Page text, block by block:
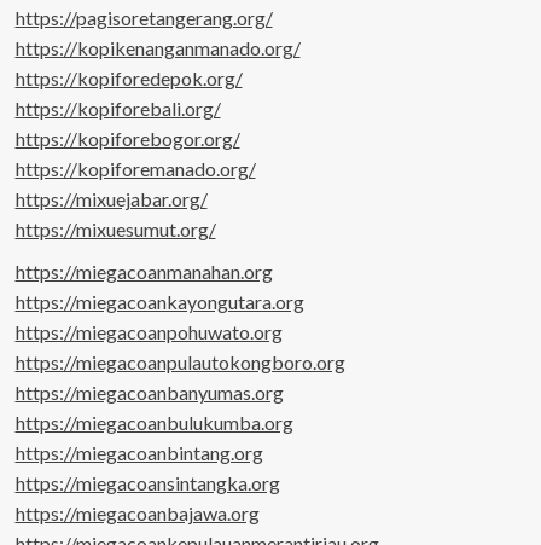
https://pagisoretangerang.org/
https://kopikenanganmanado.org/
https://kopiforedepok.org/
https://kopiforebali.org/
https://kopiforebogor.org/
https://kopiforemanado.org/
https://mixuejabar.org/
https://mixuesumut.org/
https://miegacoanmanahan.org
https://miegacoankayongutara.org
https://miegacoanpohuwato.org
https://miegacoanpulautokongboro.org
https://miegacoanbanyumas.org
https://miegacoanbulukumba.org
https://miegacoanbintang.org
https://miegacoansintangka.org
https://miegacoanbajawa.org